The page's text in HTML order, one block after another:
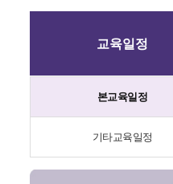
교육일정
본교육일정
기타교육일정